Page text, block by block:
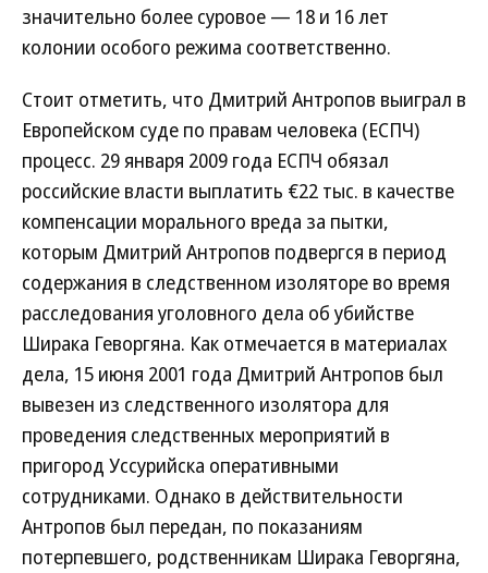
значительно более суровое — 18 и 16 лет
колонии особого режима соответственно.
Стоит отметить, что Дмитрий Антропов выиграл в
Европейском суде по правам человека (ЕСПЧ)
процесс. 29 января 2009 года ЕСПЧ обязал
российские власти выплатить €22 тыс. в качестве
компенсации морального вреда за пытки,
которым Дмитрий Антропов подвергся в период
содержания в следственном изоляторе во время
расследования уголовного дела об убийстве
Ширака Геворгяна. Как отмечается в материалах
дела, 15 июня 2001 года Дмитрий Антропов был
вывезен из следственного изолятора для
проведения следственных мероприятий в
пригород Уссурийска оперативными
сотрудниками. Однако в действительности
Антропов был передан, по показаниям
потерпевшего, родственникам Ширака Геворгяна,